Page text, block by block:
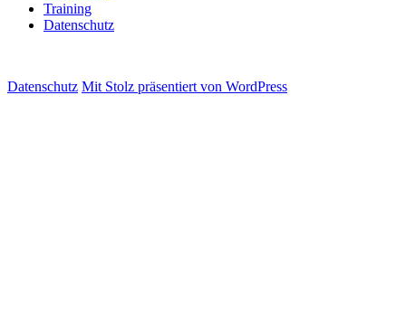
Training
Datenschutz
Datenschutz Mit Stolz präsentiert von WordPress